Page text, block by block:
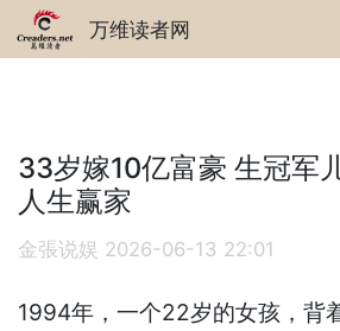
万维读者网
33岁嫁10亿富豪 生冠军
人生赢家
金張说娱 2026-06-13 22:01
1994年，一个22岁的女孩，背